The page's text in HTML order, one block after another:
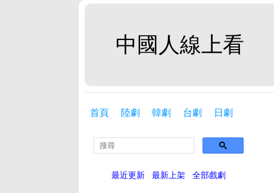
中國人線上看
首頁 陸劇 韓劇 台劇 日劇
最近更新 最新上架 全部戲劇